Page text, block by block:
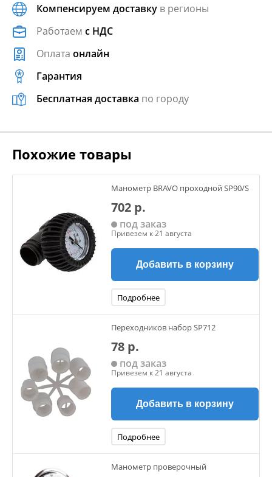
Компенсируем доставку в регионы
Работаем с НДС
Оплата онлайн
Гарантия
Бесплатная доставка по городу
Похожие товары
Манометр BRAVO проходной SP90/S
702 р.
под заказ
Привезем к 21 августа
Добавить в корзину
Подробнее
Переходников набор SP712
78 р.
под заказ
Привезем к 21 августа
Добавить в корзину
Подробнее
Манометр проверочный